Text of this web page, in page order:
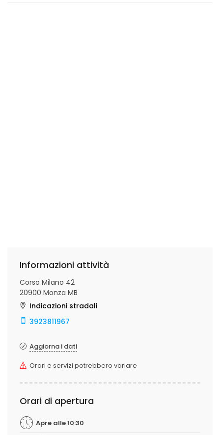
Informazioni attività
Corso Milano 42
20900 Monza MB
Indicazioni stradali
3923811967
Aggiorna i dati
Orari e servizi potrebbero variare
Orari di apertura
Apre alle 10:30